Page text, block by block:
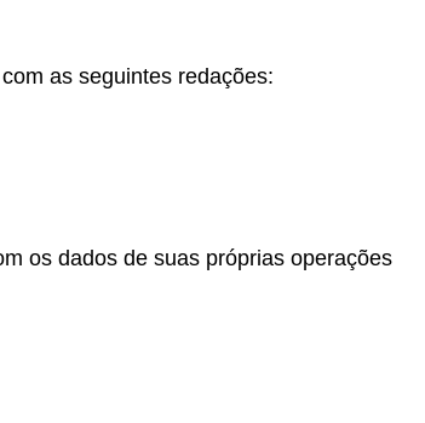
as seguintes redações:
os dados de suas próprias operações